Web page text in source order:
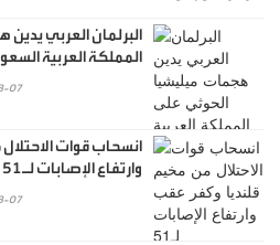
البرلمان العربي
المملكة العربية
07
انسحاب قوات
وارتفاع الإصابات لـ51
07